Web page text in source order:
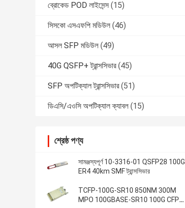
ব্রোকেড POD লাইসেন্স (15)
সিসকো এসএফপি মডিউল (46)
আসল SFP মডিউল (49)
40G QSFP+ ট্রান্সসিভার (45)
SFP অপটিক্যাল ট্রান্সসিভার (51)
ডিএসি/এওসি অপটিক্যাল ক্যাবল (15)
শ্রেষ্ঠ পণ্য
সামঞ্জস্যপূর্ণ 10-3316-01 QSFP28 100G
ER4 40km SMF ট্রান্সসিভার
TCFP-100G-SR10 850NM 300M
MPO 100GBASE-SR10 100G CFP